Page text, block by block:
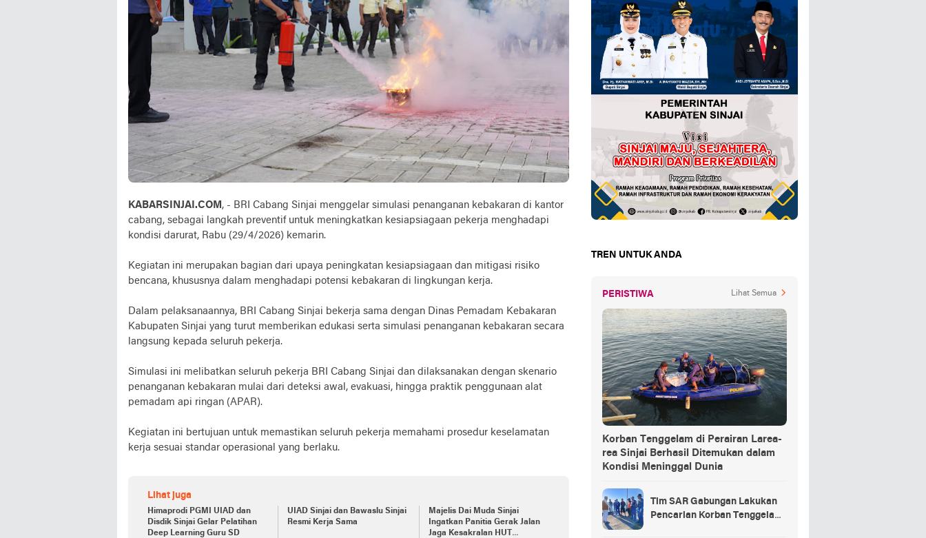
KABARSINJAI.COM, - BRI Cabang Sinjai menggelar simulasi penanganan kebakaran di kantor
cabang, sebagai langkah preventif untuk meningkatkan kesiapsiagaan pekerja menghadapi
kondisi darurat, Rabu (29/4/2026) kemarin.
Kegiatan ini merupakan bagian dari upaya peningkatan kesiapsiagaan dan mitigasi risiko
bencana, khususnya dalam menghadapi potensi kebakaran di lingkungan kerja.
Dalam pelaksanaannya, BRI Cabang Sinjai bekerja sama dengan Dinas Pemadam Kebakaran
Kabupaten Sinjai yang turut memberikan edukasi serta simulasi penanganan kebakaran secara
langsung kepada seluruh pekerja.
Simulasi ini melibatkan seluruh pekerja BRI Cabang Sinjai dan dilaksanakan dengan skenario
penanganan kebakaran mulai dari deteksi awal, evakuasi, hingga praktik penggunaan alat
pemadam api ringan (APAR).
Kegiatan ini bertujuan untuk memastikan seluruh pekerja memahami prosedur keselamatan
kerja sesuai standar operasional yang berlaku.
Lihat juga
Himaprodi PGMI UIAD dan
Disdik Sinjai Gelar Pelatihan
Deep Learning Guru SD
UIAD Sinjai dan Bawaslu Sinjai
Resmi Kerja Sama
Majelis Dai Muda Sinjai
Ingatkan Panitia Gerak Jalan
Jaga Kesakralan HUT
TREN UNTUK ANDA
PERISTIWA Lihat Semua
Korban Tenggelam di Perairan Larea-
rea Sinjai Berhasil Ditemukan dalam
Kondisi Meninggal Dunia
Tim SAR Gabungan Lakukan
Pencarian Korban Tenggelam